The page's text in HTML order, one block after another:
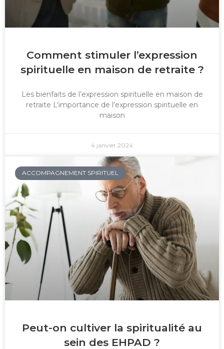
Comment stimuler l’expression
spirituelle en maison de retraite ?
Les bienfaits de l’expression spirituelle en maison de
retraite L’importance de l’expression spirituelle en
maison
4 janvier 2024
ACCOMPAGNEMENT SPIRITUEL
Peut-on cultiver la spiritualité au
sein des EHPAD ?